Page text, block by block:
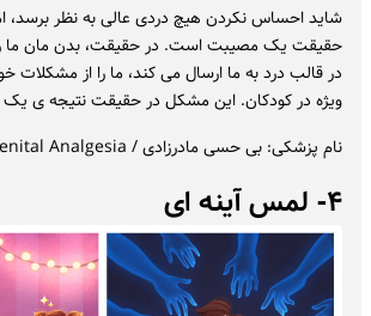
شاید احساس نکردن هیچ دردی عالی به نظر برسد،
حقیقت یک مصیبت است. در حقیقت، بدن مان ما
در قالب درد به ما ارسال می کند، ما را از مشکلات
ویژه در کودکان. این مشکل در حقیقت نتیجه ی
نام پزشکی: بی حسی مادرزادی / Congenital Analgesia
۴- لمس آینه ای